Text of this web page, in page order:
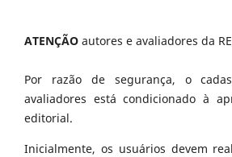
ATENÇÃO autores e avaliadores da
Por razão de segurança, o
avaliadores está condicionado à
editorial.
Inicialmente, os usuários devem